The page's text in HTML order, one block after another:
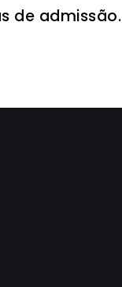
de admissão.